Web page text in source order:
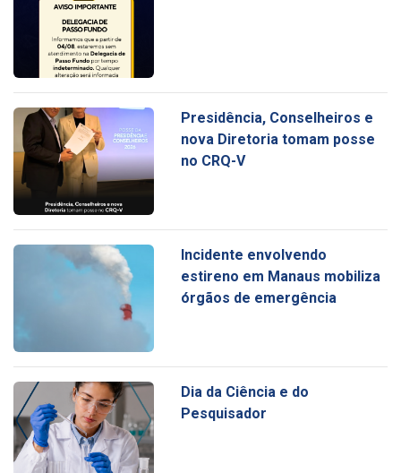
Presidência, Conselheiros e
nova Diretoria tomam posse
no CRQ-V
Incidente envolvendo
estireno em Manaus mobiliza
órgãos de emergência
Dia da Ciência e do
Pesquisador